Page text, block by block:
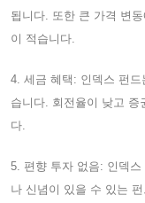
됩니다. 또한 큰 가격 변
이 적습니다.
4. 세금 혜택: 인덱스 펀
습니다. 회전율이 낮고 증
다.
5. 편향 투자 없음: 인덱
나 신념이 있을 수 있는